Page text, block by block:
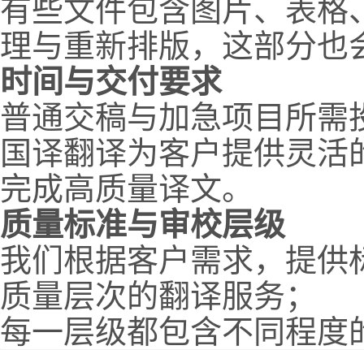
有些文件包含图片、表格
理与重新排版，这部分也
时间与交付要求
普通交稿与加急项目所
国译翻译为客户提供灵
完成高质量译文。
质量标准与审校层级
我们根据客户需求，提供
质量层次的翻译服务；
每一层级都包含不同程度